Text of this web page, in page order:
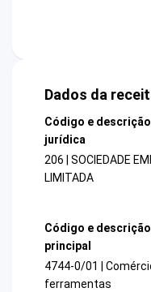
Dados da
Código e
jurídica
206 | SOCIEDADE
LIMITADA
Código e
principal
4744-0/01 |
ferramentas